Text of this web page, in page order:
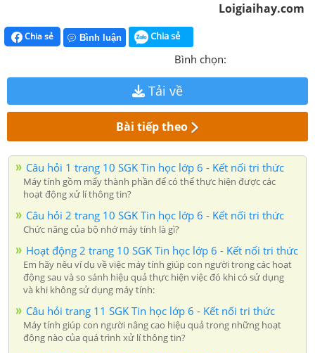
Loigiaihay.com
Chia sẻ Bình luận Chia sẻ
Bình chọn:
Tải về
Bài tiếp theo
Câu hỏi 1 trang 10 SGK Tin học lớp 6 - Kết nối tri thức
Máy tính gồm mấy thành phần để có thể thực hiện được các
hoạt động xử lí thông tin?
Câu hỏi 2 trang 10 SGK Tin học lớp 6 - Kết nối tri thức
Chức năng của bộ nhớ máy tính là gì?
Hoạt động 2 trang 10 SGK Tin học lớp 6 - Kết nối tri thức
Em hãy nêu ví dụ về việc máy tính giúp con người trong các hoạt
động sau và so sánh hiệu quả thực hiện việc đó khi có sử dụng
và khi không sử dụng máy tính:
Câu hỏi trang 11 SGK Tin học lớp 6 - Kết nối tri thức
Máy tính giúp con người nâng cao hiệu quả trong những hoạt
động nào của quá trình xử lí thông tin?